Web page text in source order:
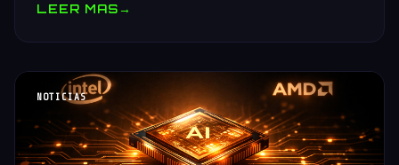
LEER MAS→
NOTICIAS